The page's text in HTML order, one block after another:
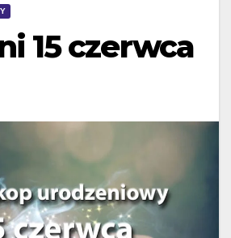
15 czerwca